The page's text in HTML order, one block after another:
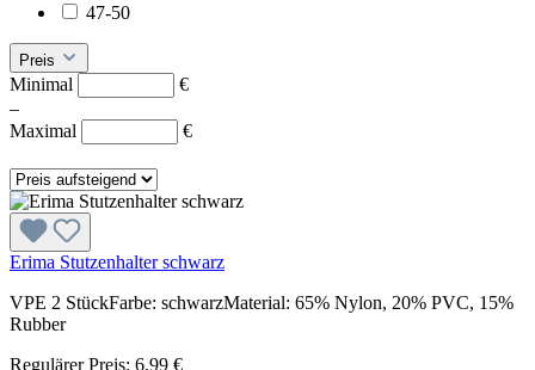
47-50
Preis
Minimal
€
–
Maximal
€
Erima Stutzenhalter schwarz
VPE 2 StückFarbe: schwarzMaterial: 65% Nylon, 20% PVC, 15%
Rubber
Regulärer Preis: 6,99 €